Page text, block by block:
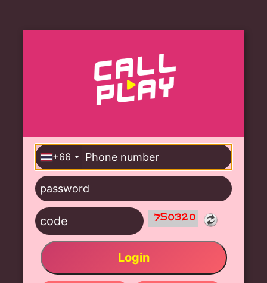
+66
Login